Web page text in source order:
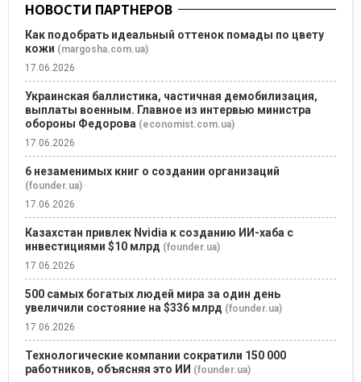
НОВОСТИ ПАРТНЕРОВ
Как подобрать идеальный оттенок помады по цвету
кожи (margosha.com.ua)
17.06.2026
Украинская баллистика, частичная демобилизация,
выплаты военным. Главное из интервью министра
обороны Федорова (economist.com.ua)
17.06.2026
6 незаменимых книг о создании организаций
(founder.ua)
17.06.2026
Казахстан привлек Nvidia к созданию ИИ-хаба с
инвестициями $10 млрд (founder.ua)
17.06.2026
500 самых богатых людей мира за один день
увеличили состояние на $336 млрд (founder.ua)
17.06.2026
Технологические компании сократили 150 000
работников, объясняя это ИИ (founder.ua)